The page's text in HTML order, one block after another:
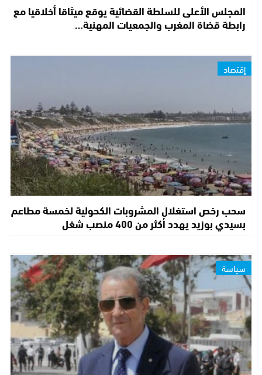
المجلس الأعلى للسلطة القضائية يوقع ميثاقا أخلاقيا مع
رابطة قضاة المغرب والجمعيات المهنية…
إقتصاد
سحب رخص استغلال المشروبات الكحولية لخمسة مطاعم
بسيدي بوزيد يهدد أكثر من 400 منصب شغل
سياسة